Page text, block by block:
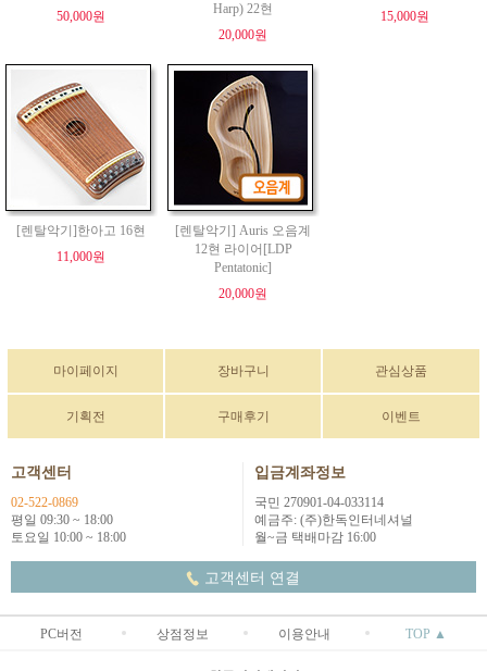
50,000원
Harp) 22현
20,000원
15,000원
[렌탈악기]한아고 16현
11,000원
[렌탈악기] Auris 오음계
12현 라이어[LDP
Pentatonic]
20,000원
마이페이지 장바구니 관심상품
기획전 구매후기 이벤트
고객센터
02-522-0869
평일 09:30 ~ 18:00
토요일 10:00 ~ 18:00
입금계좌정보
국민 270901-04-033114
예금주: (주)한독인터네셔널
월~금 택배마감 16:00
고객센터 연결
PC버전 상점정보 이용안내 TOP ▲